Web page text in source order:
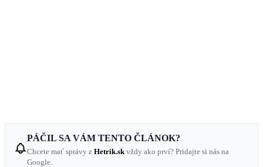
PÁČIL SA VÁM TENTO ČLÁNOK?
Chcete mať správy z Hetrik.sk vždy ako prví? Pridajte si nás na
Google.